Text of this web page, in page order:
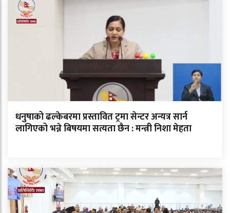
धनुषाको ढल्केबरमा प्रस्तावित ट्रमा सेन्टर अन्यत्र सार्न
लागिएको भन्ने बिषयमा सत्यता छैन : मन्त्री निशा मेहता